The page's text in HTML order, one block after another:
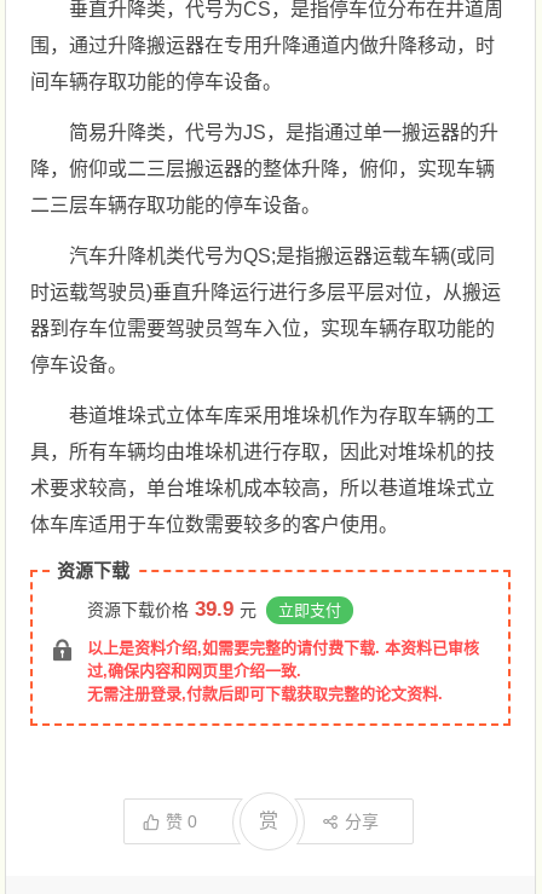
垂直升降类，代号为CS，是指停车位分布在井道周
围，通过升降搬运器在专用升降通道内做升降移动，时
间车辆存取功能的停车设备。
简易升降类，代号为JS，是指通过单一搬运器的升
降，俯仰或二三层搬运器的整体升降，俯仰，实现车辆
二三层车辆存取功能的停车设备。
汽车升降机类代号为QS;是指搬运器运载车辆(或同
时运载驾驶员)垂直升降运行进行多层平层对位，从搬运
器到存车位需要驾驶员驾车入位，实现车辆存取功能的
停车设备。
巷道堆垛式立体车库采用堆垛机作为存取车辆的工
具，所有车辆均由堆垛机进行存取，因此对堆垛机的技
术要求较高，单台堆垛机成本较高，所以巷道堆垛式立
体车库适用于车位数需要较多的客户使用。
资源下载
资源下载价格 39.9 元 立即支付
以上是资料介绍,如需要完整的请付费下载. 本资料已审核
过,确保内容和网页里介绍一致.
无需注册登录,付款后即可下载获取完整的论文资料.
赞0 赏 分享